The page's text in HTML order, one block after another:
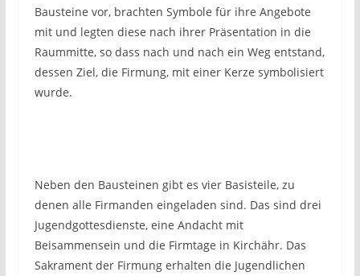
Bausteine vor, brachten Symbole für ihre Angebote
mit und legten diese nach ihrer Präsentation in die
Raummitte, so dass nach und nach ein Weg entstand,
dessen Ziel, die Firmung, mit einer Kerze symbolisiert
wurde.
Neben den Bausteinen gibt es vier Basisteile, zu
denen alle Firmanden eingeladen sind. Das sind drei
Jugendgottesdienste, eine Andacht mit
Beisammensein und die Firmtage in Kirchähr. Das
Sakrament der Firmung erhalten die Jugendlichen